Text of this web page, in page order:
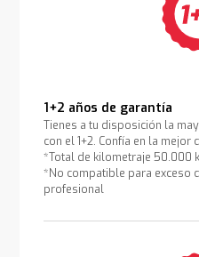
1+2 años de garantía
Tienes a tu disposición la
con el 1+2. Confía en la mejor
*Total de kilometraje 50.000
*No compatible para exceso
profesional